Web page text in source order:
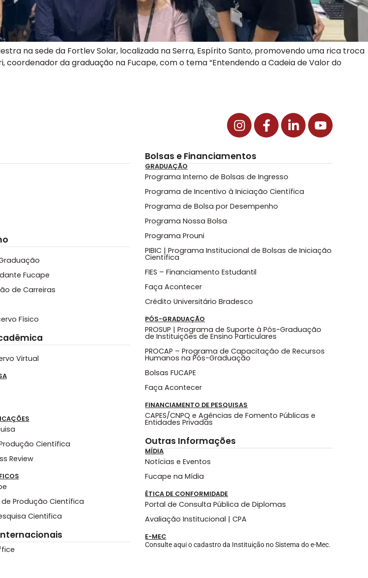
na sede da Fortlev Solar, localizada na Serra, Espírito Santo, promovendo uma rica troca
da graduação na Fucape, com o tema “Entendendo a Cadeia de Valor do
Fucape
de Carreiras
Físico
Virtual
Científica
Review
de Produção Científica
Cientifica
Bolsas e Financiamentos
GRADUAÇÃO
Programa Interno de Bolsas de Ingresso
Programa de Incentivo à Iniciação Científica
Programa de Bolsa por Desempenho
Programa Nossa Bolsa
Programa Prouni
PIBIC | Programa Institucional de Bolsas de Iniciação
Científica
FIES – Financiamento Estudantil
Faça Acontecer
Crédito Universitário Bradesco
PÓS-GRADUAÇÃO
PROSUP | Programa de Suporte à Pós-Graduação
de Instituições de Ensino Particulares
PROCAP – Programa de Capacitação de Recursos
Humanos na Pós-Graduação
Bolsas FUCAPE
Faça Acontecer
FINANCIAMENTO DE PESQUISAS
CAPES/CNPQ e Agências de Fomento Públicas e
Entidades Privadas
Outras Informações
MÍDIA
Notícias e Eventos
Fucape na Mídia
ÉTICA DE CONFORMIDADE
Portal de Consulta Pública de Diplomas
Avaliação Institucional | CPA
E-MEC
Consulte aqui o cadastro da Instituição no Sistema do e-Mec.